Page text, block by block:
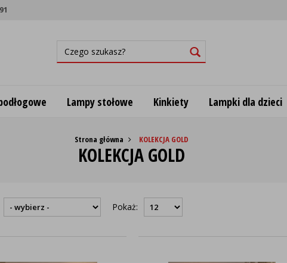
Lampy stołowe Kinkiety Lampki dla dzieci
Strona główna KOLEKCJA GOLD
KOLEKCJA GOLD
Pokaż: